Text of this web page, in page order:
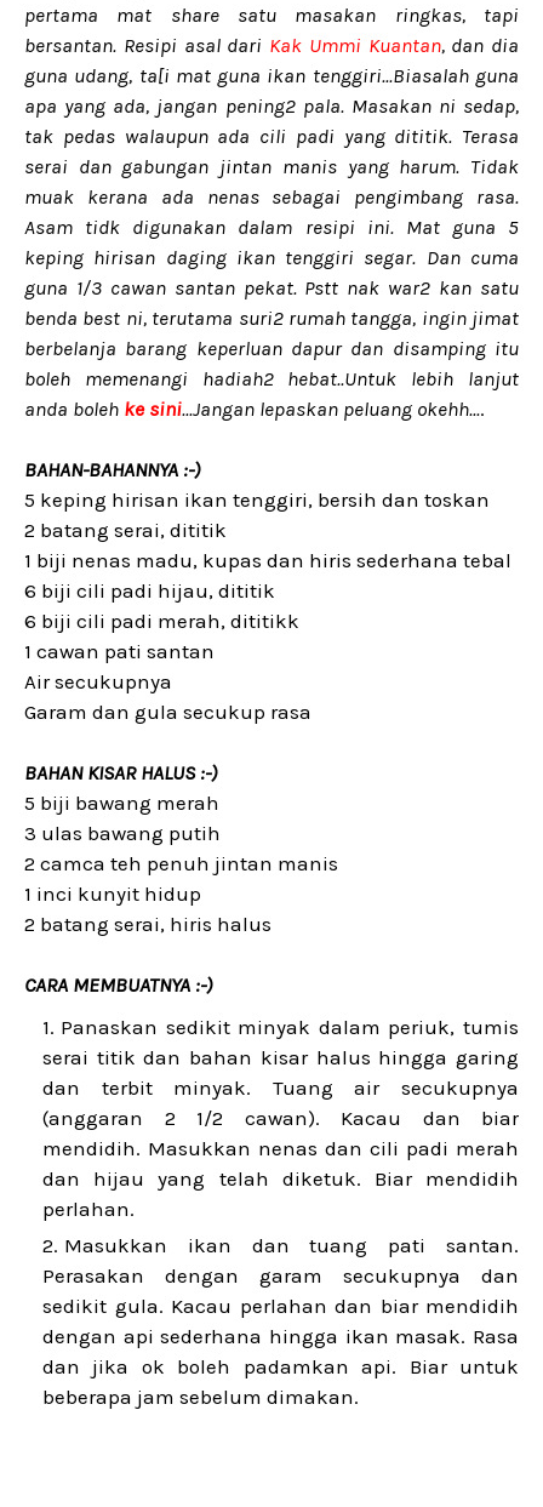
pertama mat share satu masakan ringkas, tapi
bersantan. Resipi asal dari Kak Ummi Kuantan, dan dia
guna udang, ta[i mat guna ikan tenggiri...Biasalah guna
apa yang ada, jangan pening2 pala. Masakan ni sedap,
tak pedas walaupun ada cili padi yang dititik. Terasa
serai dan gabungan jintan manis yang harum. Tidak
muak kerana ada nenas sebagai pengimbang rasa.
Asam tidk digunakan dalam resipi ini. Mat guna 5
keping hirisan daging ikan tenggiri segar. Dan cuma
guna 1/3 cawan santan pekat. Pstt nak war2 kan satu
benda best ni, terutama suri2 rumah tangga, ingin jimat
berbelanja barang keperluan dapur dan disamping itu
boleh memenangi hadiah2 hebat..Untuk lebih lanjut
anda boleh ke sini...Jangan lepaskan peluang okehh....
BAHAN-BAHANNYA :-)
5 keping hirisan ikan tenggiri, bersih dan toskan
2 batang serai, dititik
1 biji nenas madu, kupas dan hiris sederhana tebal
6 biji cili padi hijau, dititik
6 biji cili padi merah, dititikk
1 cawan pati santan
Air secukupnya
Garam dan gula secukup rasa
BAHAN KISAR HALUS :-)
5 biji bawang merah
3 ulas bawang putih
2 camca teh penuh jintan manis
1 inci kunyit hidup
2 batang serai, hiris halus
CARA MEMBUATNYA :-)
Panaskan sedikit minyak dalam periuk, tumis
serai titik dan bahan kisar halus hingga garing
dan terbit minyak. Tuang air secukupnya
(anggaran 2 1/2 cawan). Kacau dan biar
mendidih. Masukkan nenas dan cili padi merah
dan hijau yang telah diketuk. Biar mendidih
perlahan.
Masukkan ikan dan tuang pati santan.
Perasakan dengan garam secukupnya dan
sedikit gula. Kacau perlahan dan biar mendidih
dengan api sederhana hingga ikan masak. Rasa
dan jika ok boleh padamkan api. Biar untuk
beberapa jam sebelum dimakan.